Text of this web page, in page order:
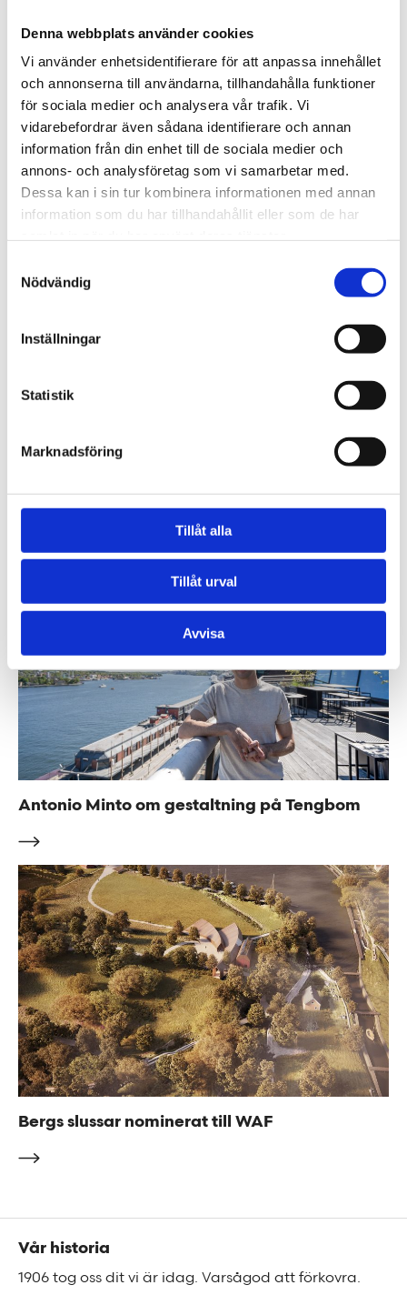
Denna webbplats använder cookies
Vi använder enhetsidentifierare för att anpassa innehållet
och annonserna till användarna, tillhandahålla funktioner
för sociala medier och analysera vår trafik. Vi
vidarebefordrar även sådana identifierare och annan
information från din enhet till de sociala medier och
annons- och analysföretag som vi samarbetar med.
Dessa kan i sin tur kombinera informationen med annan
information som du har tillhandahållit eller som de har
Nödvändig
Inställningar
Statistik
Marknadsföring
Tillåt alla
Tillåt urval
Avvisa
Kontorschef Stockholm
mark.humphreys@tengbom.se
+46 8 412 53 43
Relaterat
Antonio Minto om gestaltning på Tengbom
Bergs slussar nominerat till WAF
Sidfot
Vår historia
1906 tog oss dit vi är idag. Varsågod att förkovra.